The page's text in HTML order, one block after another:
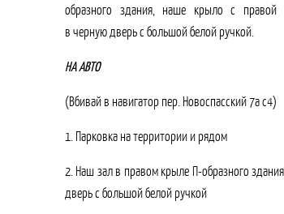
образного здания, наше крыло с правой
в черную дверь с большой белой ручкой.
НА АВТО
(Вбивай в навигатор пер. Новоспасский 7а с4)
1. Парковка на территории и рядом
2. Наш зал в правом крыле П-образного
дверь с большой белой ручкой